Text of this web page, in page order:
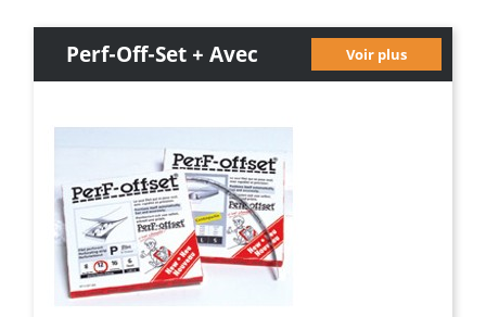
Perf-Off-Set + Avec
Voir plus